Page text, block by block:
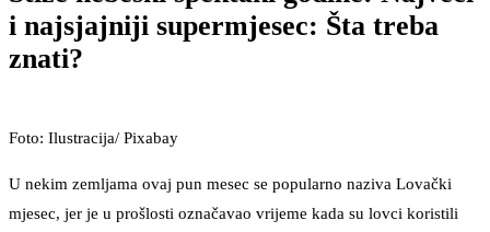
i najsjajniji supermjesec: Šta treba
znati?
Foto: Ilustracija/ Pixabay
U nekim zemljama ovaj pun mesec se popularno naziva Lovački
mjesec, jer je u prošlosti označavao vrijeme kada su lovci koristili